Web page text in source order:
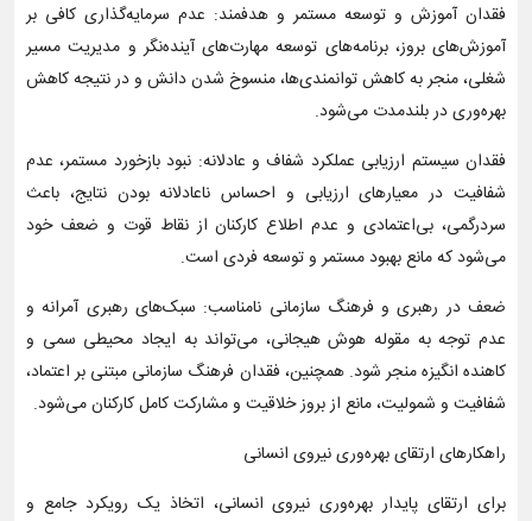
فقدان آموزش و توسعه مستمر و هدفمند: عدم سرمایه‌گذاری کافی بر
آموزش‌های بروز، برنامه‌های توسعه مهارت‌های آینده‌نگر و مدیریت مسیر
شغلی، منجر به کاهش توانمندی‌ها، منسوخ شدن دانش و در نتیجه کاهش
بهره‌وری در بلندمدت می‌شود.
فقدان سیستم ارزیابی عملکرد شفاف و عادلانه: نبود بازخورد مستمر، عدم
شفافیت در معیارهای ارزیابی و احساس ناعادلانه بودن نتایج، باعث
سردرگمی، بی‌اعتمادی و عدم اطلاع کارکنان از نقاط قوت و ضعف خود
می‌شود که مانع بهبود مستمر و توسعه فردی است.
ضعف در رهبری و فرهنگ سازمانی نامناسب: سبک‌های رهبری آمرانه و
عدم توجه به مقوله هوش هیجانی، می‌تواند به ایجاد محیطی سمی و
کاهنده انگیزه منجر شود. همچنین، فقدان فرهنگ سازمانی مبتنی بر اعتماد،
شفافیت و شمولیت، مانع از بروز خلاقیت و مشارکت کامل کارکنان می‌شود.
راهکارهای ارتقای بهره‌وری نیروی انسانی
برای ارتقای پایدار بهره‌وری نیروی انسانی، اتخاذ یک رویکرد جامع و